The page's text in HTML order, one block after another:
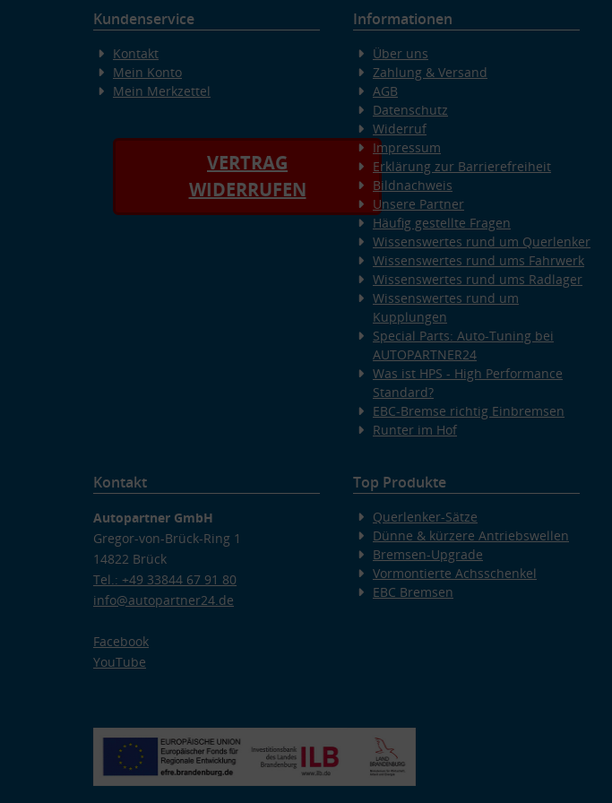
Kundenservice
Kontakt
Mein Konto
Mein Merkzettel
VERTRAG
WIDERRUFEN
Informationen
Über uns
Zahlung & Versand
AGB
Datenschutz
Widerruf
Impressum
Erklärung zur Barrierefreiheit
Bildnachweis
Unsere Partner
Häufig gestellte Fragen
Wissenswertes rund um Querlenker
Wissenswertes rund ums Fahrwerk
Wissenswertes rund ums Radlager
Wissenswertes rund um
Kupplungen
Special Parts: Auto-Tuning bei
AUTOPARTNER24
Was ist HPS - High Performance
Standard?
EBC-Bremse richtig Einbremsen
Runter im Hof
Kontakt
Autopartner GmbH
Gregor-von-Brück-Ring 1
14822 Brück
Tel.: +49 33844 67 91 80
info@autopartner24.de
Facebook
YouTube
Top Produkte
Querlenker-Sätze
Dünne & kürzere Antriebswellen
Bremsen-Upgrade
Vormontierte Achsschenkel
EBC Bremsen